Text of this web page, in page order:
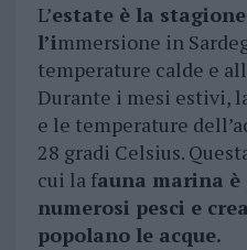
L’estate è la
l’immersione in
temperature calde e
Durante i mesi estivi,
e le temperature
28 gradi Celsius.
cui la fauna marina
numerosi pesci e
popolano le acque.